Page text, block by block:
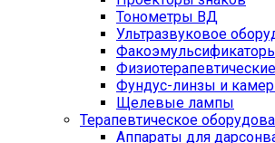
Тонометры ВД
Ультразвуковое
Фундус-линзы и
Щелевые лампы
Терапевтическое
Аппараты для